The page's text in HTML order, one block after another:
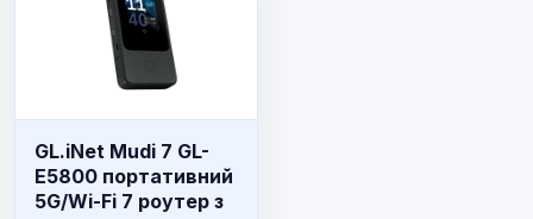
GL.iNet Mudi 7 GL-
E5800 портативний
5G/Wi-Fi 7 роутер з